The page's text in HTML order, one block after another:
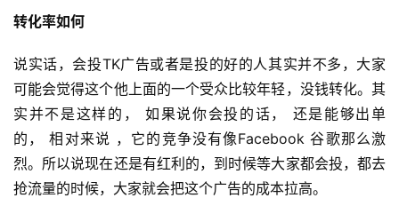
转化率如何
说实话，会投TK广告或者是投的好的人其实并不多，大家
可能会觉得这个他上面的一个受众比较年轻，没钱转化。其
实并不是这样的， 如果说你会投的话， 还是能够出单
的， 相对来说 ，它的竞争没有像Facebook 谷歌那么激
烈。所以说现在还是有红利的，到时候等大家都会投，都去
抢流量的时候，大家就会把这个广告的成本拉高。